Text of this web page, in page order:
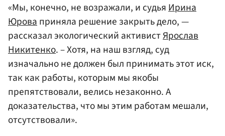
«Мы, конечно, не возражали, и судьяИрина
Юроваприняла решение закрыть дело, —
рассказал экологический активистЯрослав
Никитенко. – Хотя, на наш взгляд, суд
изначально не должен был принимать этот иск,
так как работы, которым мы якобы
препятствовали, велись незаконно. А
доказательства, что мы этим работам мешали,
отсутствовали».